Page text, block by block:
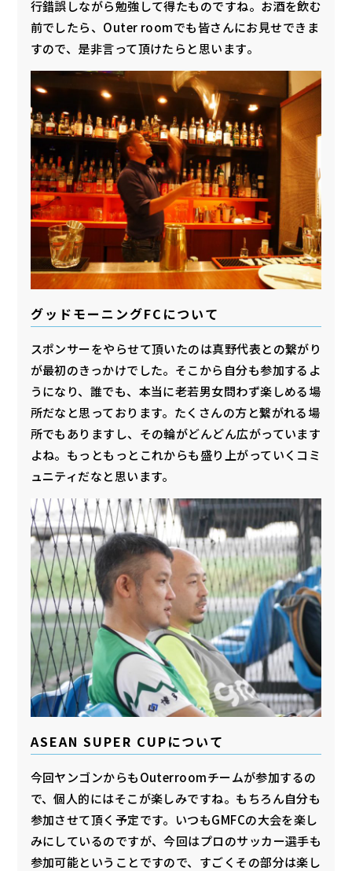
行錯誤しながら勉強して得たものですね。お酒を飲む
前でしたら、Outer roomでも皆さんにお見せできま
すので、是非言って頂けたらと思います。
グッドモーニングFCについて
スポンサーをやらせて頂いたのは真野代表との繋がり
が最初のきっかけでした。そこから自分も参加するよ
うになり、誰でも、本当に老若男女問わず楽しめる場
所だなと思っております。たくさんの方と繋がれる場
所でもありますし、その輪がどんどん広がっています
よね。もっともっとこれからも盛り上がっていくコミ
ュニティだなと思います。
ASEAN SUPER CUPについて
今回ヤンゴンからもOuterroomチームが参加するの
で、個人的にはそこが楽しみですね。もちろん自分も
参加させて頂く予定です。いつもGMFCの大会を楽し
みにしているのですが、今回はプロのサッカー選手も
参加可能ということですので、すごくその部分は楽し